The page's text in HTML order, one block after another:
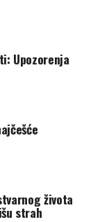
Upozorenja
života
strah